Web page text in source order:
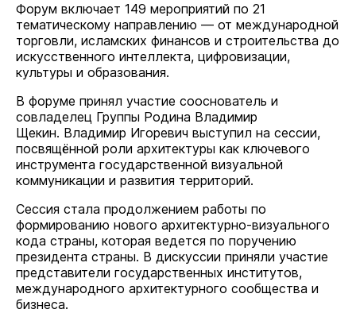
Форум включает 149 мероприятий по 21
тематическому направлению — от международной
торговли, исламских финансов и строительства до
искусственного интеллекта, цифровизации,
культуры и образования.
В форуме принял участие сооснователь и
совладелец Группы Родина Владимир
Щекин. Владимир Игоревич выступил на сессии,
посвящённой роли архитектуры как ключевого
инструмента государственной визуальной
коммуникации и развития территорий.
Сессия стала продолжением работы по
формированию нового архитектурно-визуального
кода страны, которая ведется по поручению
президента страны. В дискуссии приняли участие
представители государственных институтов,
международного архитектурного сообщества и
бизнеса.